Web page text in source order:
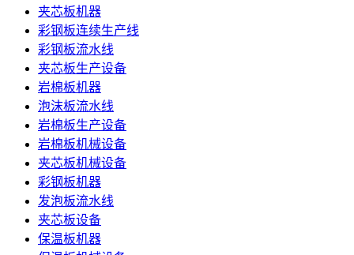
夹芯板机器
彩钢板连续生产线
彩钢板流水线
夹芯板生产设备
岩棉板机器
泡沫板流水线
岩棉板生产设备
岩棉板机械设备
夹芯板机械设备
彩钢板机器
发泡板流水线
夹芯板设备
保温板机器